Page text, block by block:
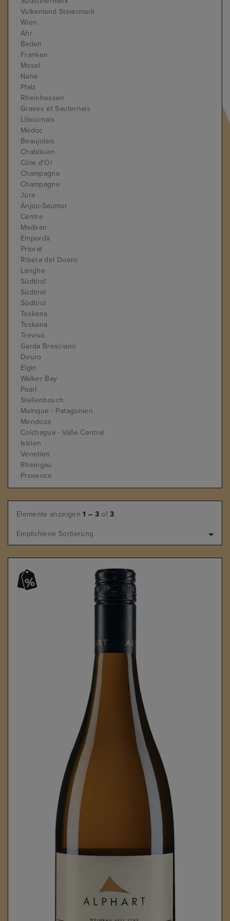
Vulkanland Steiermark
Wien
Ahr
Baden
Franken
Mosel
Nahe
Pfalz
Rheinhessen
Graves et Sauternais
Libournais
Medoc
Beaujolais
Chablisien
Côte d'Or
Champagne
Champagne
Jura
Anjou-Saumur
Centre
Madiran
Empordà
Priorat
Ribera del Duero
Langhe
Südtirol
Südtirol
Südtirol
Toskana
Toskana
Treviso
Garda Bresciano
Douro
Elgin
Walker Bay
Paarl
Stellenbosch
Mainque - Patagonien
Mendoza
Colchagua - Valle Central
Istrien
Venetien
Rheingau
Provence
Elemente anzeigen1 – 3 of3
Empfohlene Sortierung